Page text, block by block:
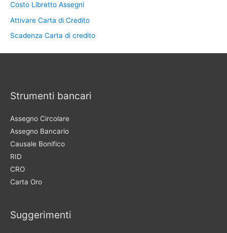
Costo Libretto Assegni
Attivare Carta di Credito
Scadenza Carta di credito
Strumenti bancari
Assegno Circolare
Assegno Bancario
Causale Bonifico
RID
CRO
Carta Oro
Suggerimenti